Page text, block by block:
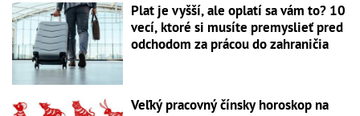
Plat je vyšší, ale oplatí sa vám to? 10
vecí, ktoré si musíte premyslieť pred
odchodom za prácou do zahraničia
Veľký pracovný čínsky horoskop na